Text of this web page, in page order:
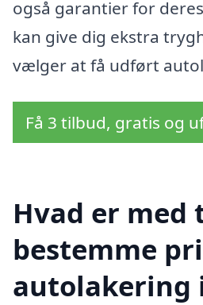
også garantier for
kan give dig ekstra
vælger at få udført
Få 3 tilbud, gratis og
Hvad er med
bestemme
autolakering